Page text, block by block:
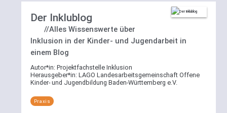
Der Inklublog
//Alles Wissenswerte über
Inklusion in der Kinder- und Jugendarbeit in
einem Blog
Autor*in: Projektfachstelle Inklusion
Herausgeber*in: LAGO Landesarbeitsgemeinschaft Offene
Kinder- und Jugendbildung Baden-Württemberg e.V.
Praxis